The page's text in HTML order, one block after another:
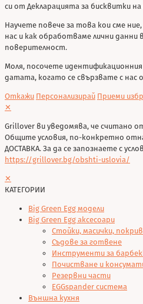
си от Декларацията за бисквитки
Научете повече за това кои сме
нас и как обработваме лични
поверителност.
Моля, посочете
датата, когато се свързвате с нас
Откажи Персонализирай Приеми
✕
Grillover ви уведомява, че считано
Общите условия, по-конкретно
ДОСТАВКА. За да се запознаете с
https://grillover.bg/obshti-uslovia/
✕
КАТЕГОРИИ
Big Green Egg модели
Big Green Egg аксесоари
Стойки, масички,
Съдове за готвене
Инструменти за
Почистване и
Резервни части
EGGspander система
Външна кухня